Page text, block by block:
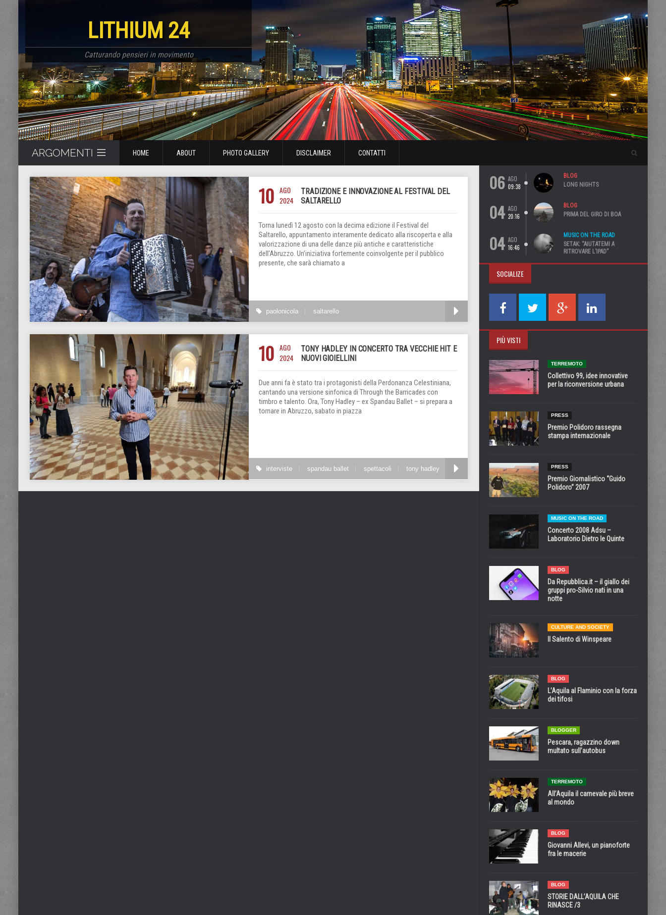
LITHIUM 24
Catturando pensieri in movimento
ARGOMENTI HOME ABOUT PHOTO GALLERY DISCLAIMER CONTATTI
10 AGO
2024
TRADIZIONE E INNOVAZIONE AL FESTIVAL DEL
SALTARELLO
Torna lunedì 12 agosto con la decima edizione il Festival del
Saltarello, appuntamento interamente dedicato alla riscoperta e alla
valorizzazione di una delle danze più antiche e caratteristiche
dell’Abruzzo. Un’iniziativa fortemente coinvolgente per il pubblico
presente, che sarà chiamato a
paolonicola saltarello
10 AGO
2024
TONY HADLEY IN CONCERTO TRA VECCHIE HIT E
NUOVI GIOIELLINI
Due anni fa è stato tra i protagonisti della Perdonanza Celestiniana,
cantando una versione sinfonica di Through the Barricades con
timbro e talento. Ora, Tony Hadley – ex Spandau Ballet – si prepara a
tornare in Abruzzo, sabato in piazza
interviste spandau ballet spettacoli tony hadley
06 AGO
09:38
BLOG
LONG NIGHTS
04 AGO
20:16
BLOG
PRIMA DEL GIRO DI BOA
04 AGO
16:46
MUSIC ON THE ROAD
SETAK: “AIUTATEMI A
RITROVARE L’IPAD”
SOCIALIZE
PIÙ VISTI
TERREMOTO
Collettivo 99, idee innovative
per la riconversione urbana
PRESS
Premio Polidoro rassegna
stampa internazionale
PRESS
Premio Giornalistico “Guido
Polidoro” 2007
MUSIC ON THE ROAD
Concerto 2008 Adsu –
Laboratorio Dietro le Quinte
BLOG
Da Repubblica.it – il giallo dei
gruppi pro-Silvio nati in una
notte
CULTURE AND SOCIETY
Il Salento di Winspeare
BLOG
L’Aquila al Flaminio con la forza
dei tifosi
BLOGGER
Pescara, ragazzino down
multato sull’autobus
TERREMOTO
All’Aquila il carnevale più breve
al mondo
BLOG
Giovanni Allevi, un pianoforte
fra le macerie
BLOG
STORIE DALL’AQUILA CHE
RINASCE /3